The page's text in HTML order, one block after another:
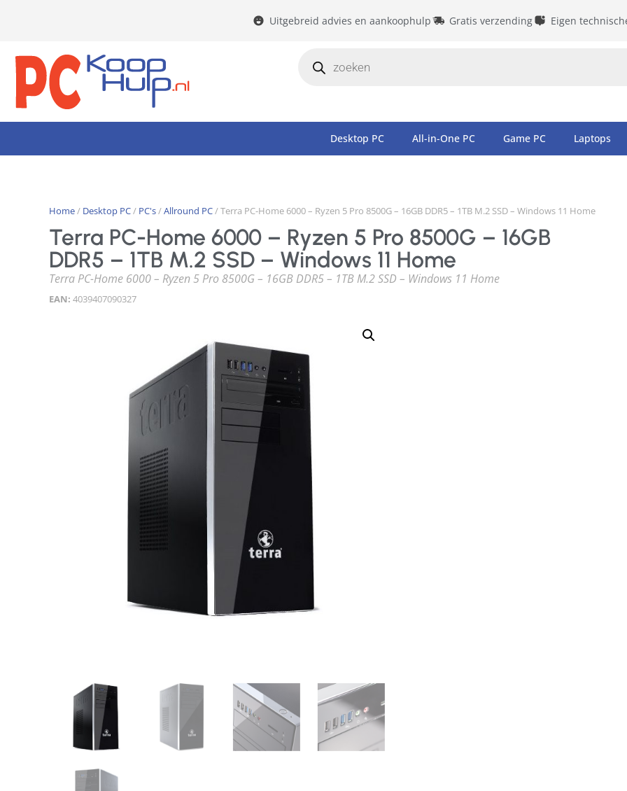
Uitgebreid advies en aankoophulp Gratis verzending Eigen
Desktop PC All-in-One PC Game PC Laptops
Home/ Desktop PC/ PC's/Allround PC/ Terra PC-Home 6000 – Ryzen 5 Pro 8500G – 16GB DDR5 – 1TB M.2 SSD – Windows 11 Home
Terra PC-Home 6000 – Ryzen 5 Pro 8500G – 16GB
DDR5 – 1TB M.2 SSD – Windows 11 Home
Terra PC-Home 6000 – Ryzen 5 Pro 8500G – 16GB DDR5 – 1TB M.2 SSD – Windows 11 Home
EAN: 4039407090327